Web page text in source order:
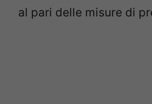
al pari delle misure di